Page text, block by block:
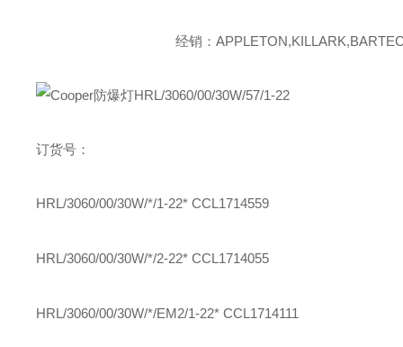
经销：
订货号：
HRL/3060/00/30W/*/1-22* CCL1714559
HRL/3060/00/30W/*/2-22* CCL1714055
HRL/3060/00/30W/*/EM2/1-22* CCL1714111